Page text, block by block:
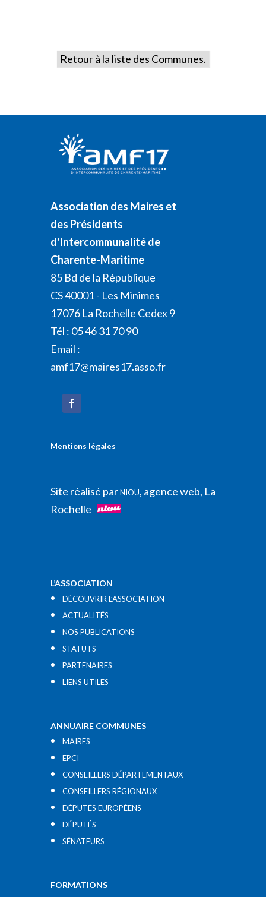
Retour à la liste des Communes.
Association des Maires et
des Présidents
d'Intercommunalité de
Charente-Maritime
85 Bd de la République
CS 40001 - Les Minimes
17076 La Rochelle Cedex 9
Tél : 05 46 31 70 90
Email :
amf17@maires17.asso.fr
Mentions légales
Site réalisé parNIOU, agence web, La
Rochelle
L’ASSOCIATION
DÉCOUVRIR L’ASSOCIATION
ACTUALITÉS
NOS PUBLICATIONS
STATUTS
PARTENAIRES
LIENS UTILES​
ANNUAIRE COMMUNES
MAIRES
EPCI
CONSEILLERS DÉPARTEMENTAUX
CONSEILLERS RÉGIONAUX
DÉPUTÉS EUROPÉENS
DÉPUTÉS
SÉNATEURS
FORMATIONS